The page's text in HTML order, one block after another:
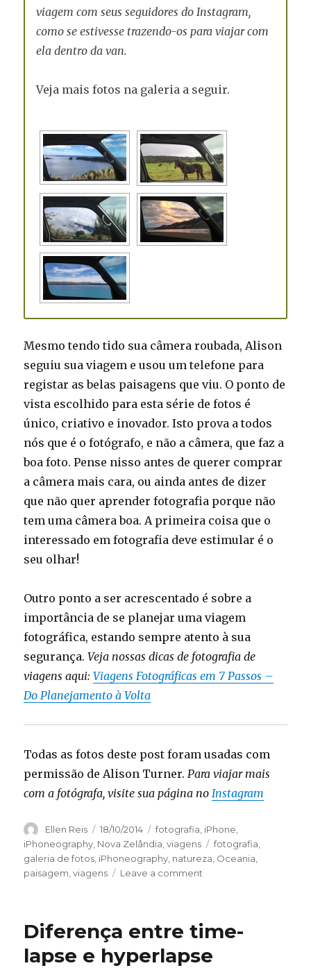
viagem com seus seguidores do Instagram,
como se estivesse trazendo-os para viajar com
ela dentro da van.
Veja mais fotos na galeria a seguir.
Mesmo tendo tido sua câmera roubada, Alison
seguiu sua viagem e usou um telefone para
registar as belas paisagens que viu. O ponto de
vista escolhido para esta série de fotos é
único, criativo e inovador. Isto prova a todos
nós que é o fotógrafo, e não a câmera, que faz a
boa foto. Pense nisso antes de querer comprar
a câmera mais cara, ou ainda antes de dizer
que não quer aprender fotografia porque não
tem uma câmera boa. A primeira coisa que o
interessado em fotografia deve estimular é o
seu olhar!
Outro ponto a ser acrescentado é sobre a
importância de se planejar uma viagem
fotográfica, estando sempre atento à sua
segurança.Veja nossas dicas de fotografia de
viagens aqui:Viagens Fotográficas em 7 Passos –
Do Planejamento à Volta
Todas as fotos deste post foram usadas com
permissão de Alison Turner. Para viajar mais
com a fotógrafa, visite sua página no Instagram
Author
Ellen Reis
Posted
on
18/10/2014 Categories
fotografia iPhone
iPhoneography Nova Zelândia ,viagens Tags
fotografia
galeria de fotos iPhoneography natureza Oceania
paisagem ,viagens Leave a comment
Nova
com
Diferença entre time-
lapse e hyperlapse